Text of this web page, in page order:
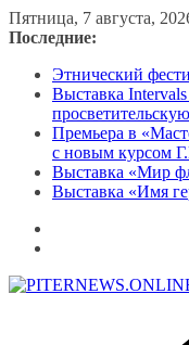
Перейти
к
Пятница, 7 августа,
Последние:
Этнический
Выставка
Премьера в
с новым курсом
Выставка «Мир
Выставка «Имя